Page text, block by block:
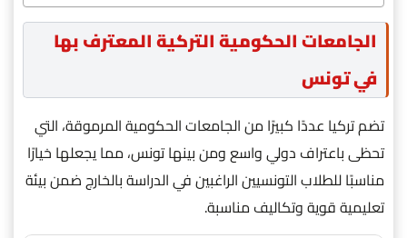
الجامعات الحكومية التركية المعترف بها
في تونس
تضم تركيا عددًا كبيرًا من الجامعات الحكومية المرموقة، التي
تحظى باعتراف دولي واسع ومن بينها تونس، مما يجعلها خيارًا
مناسبًا للطلاب التونسيين الراغبين في الدراسة بالخارج ضمن بيئة
تعليمية قوية وتكاليف مناسبة.